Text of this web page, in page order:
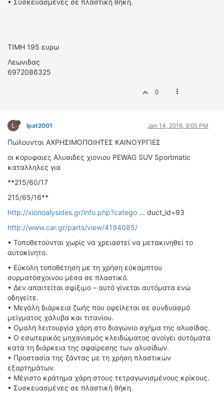
• Συσκευασμένες σε πλαστική θήκη.
TIMH 195 ευρω
Λεωνιδας
6972086325
0
L lpat2001 Jan 14, 2016, 9:05 PM
Πωλουνται ΑΧΡΗΣΙΜΟΠΟΙΗΤΕΣ ΚΑΙΝΟΥΡΓΙΕΣ
οι κορυφαιες Aλυσιδες χιονιου PEWAG SUV Sportmatic
καταλληλες για
**215/60/17
215/65/16**
http://xionoalysides.gr/info.php?catego ... duct_id=93
http://www.car.gr/parts/view/4194085/
• Τοποθετούνται χωρίς να χρειαστεί να μετακινηθεί το
αυτοκίνητο.
• Εύκολη τοποθέτηση με τη χρήση εύκαμπτου
συρματόσχοινου μέσα σε πλαστικό.
• Δεν απαιτείται σφίξιμο – αυτό γίνεται αυτόματα ενώ
οδηγείτε.
• Μεγάλη διάρκεια ζωής που οφείλεται σε συνδυασμό
μείγματος χάλυβα και τιτανίου.
• Ομαλή λειτουργία χάρη στο διαγώνιο σχήμα της αλυσίδας.
• Ο εσωτερικός μηχανισμός κλειδώματος ανοίγει αυτόματα
κατά τη διάρκεια της αφαίρεσης των αλυσίδων.
• Προστασία της ζάντας με τη χρήση πλαστικών
εξαρτημάτων.
• Μέγιστο κράτημα χάρη στους τετραγωνισμένους κρίκους.
• Συσκευασμένες σε πλαστική θήκη.